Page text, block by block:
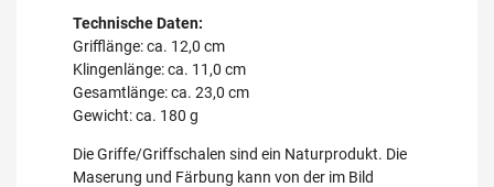
Technische Daten:
Grifflänge: ca. 12,0 cm
Klingenlänge: ca. 11,0 cm
Gesamtlänge: ca. 23,0 cm
Gewicht: ca. 180 g
Die Griffe/Griffschalen sind ein Naturprodukt. Die
Maserung und Färbung kann von der im Bild